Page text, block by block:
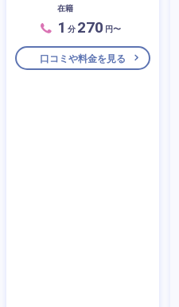
在籍
1 分 270 円〜
口コミや料金を見る